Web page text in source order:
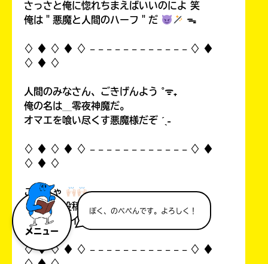
メニュー
ぼく、のべぺんです。よろしく！
さっさと俺に惚れちまえばいいのによ 笑
俺は＂悪魔と人間のハーフ＂だ
ᯓ
♢ ♦︎ ♢ ♦︎ ♢ 𓐄 𓐄 𓐄 𓐄 𓐄 𓐄 𓐄 𓐄 𓐄 𓐄 𓐄 𓐄 ♢ ♦︎
♢ ♦︎ ♢
人間のみなさん、ごきげんよう ˚ᯤ₊
俺の名は＿零夜神魔だ。
オマエを喰い尽くす悪魔様だぞ ˊˎ˗
♢ ♦︎ ♢ ♦︎ ♢ 𓐄 𓐄 𓐄 𓐄 𓐄 𓐄 𓐄 𓐄 𓐄 𓐄 𓐄 𓐄 ♢ ♦︎
♢ ♦︎ ♢
こんちゃ
自分の初投稿を見て俺思ったんすよ…！
中1なのにイタいって！((
♢ ♦︎ ♢ ♦︎ ♢ 𓐄 𓐄 𓐄 𓐄 𓐄 𓐄 𓐄 𓐄 𓐄 𓐄 𓐄 𓐄 ♢ ♦︎